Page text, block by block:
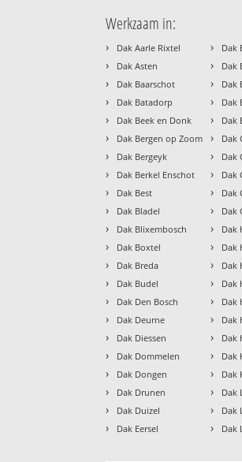
Werkzaam in:
› Dak Aarle Rixtel
› Dak Asten
› Dak Baarschot
› Dak Batadorp
› Dak Beek en Donk
› Dak Bergen op Zoom
› Dak Bergeyk
› Dak Berkel Enschot
› Dak Best
› Dak Bladel
› Dak Blixembosch
› Dak Boxtel
› Dak Breda
› Dak Budel
› Dak Den Bosch
› Dak Deurne
› Dak Diessen
› Dak Dommelen
› Dak Dongen
› Dak Drunen
› Dak Duizel
› Dak Eersel
› Dak
› Dak
› Dak
› Dak
› Dak
› Dak
› Dak
› Dak
› Dak
› Dak
› Dak
› Dak
› Dak
› Dak
› Dak
› Dak
› Dak
› Dak
› Dak
› Dak
› Dak
› Dak